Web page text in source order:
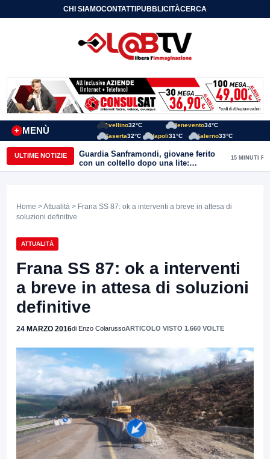
CHI SIAMOCONTATTIPUBBLICITÀCERCA
MENÙ
+
Avellino32°C Benevento34°C
Caserta32°C Napoli31°C Salerno33°C
ULTIME NOTIZIE
Guardia Sanframondi, giovane ferito
con un coltello dopo una lite:
individuato il presunto autore
15 MINUTI FA
Home >Attualità > Frana SS 87: ok a interventi a breve in attesa di
soluzioni definitive
ATTUALITÀ
Frana SS 87: ok a interventi
a breve in attesa di soluzioni
definitive
24 MARZO 2016di Enzo ColarussoARTICOLO VISTO 1.660 VOLTE